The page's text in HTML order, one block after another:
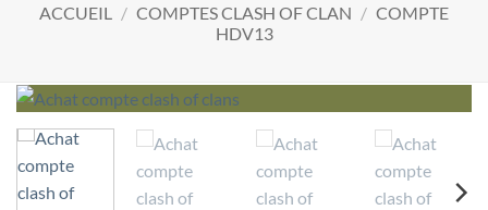
ACCUEIL / COMPTES CLASH OF CLAN / COMPTE
HDV13